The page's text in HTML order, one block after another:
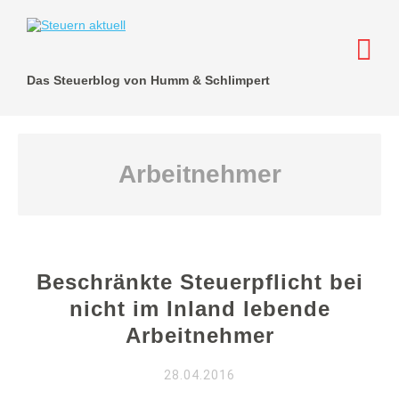
Das Steuerblog von Humm & Schlimpert
Arbeitnehmer
Beschränkte Steuerpflicht bei
nicht im Inland lebende
Arbeitnehmer
28.04.2016